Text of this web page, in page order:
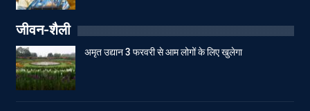
जीवन-शैली
अमृत उद्यान 3 फरवरी से आम लोगों के लिए खुलेगा